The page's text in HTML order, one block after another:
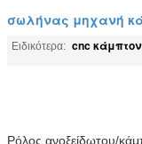
σωλήνας μηχανή
Ειδικότερα: cnc
Ρόλος ανοξείδωτου/